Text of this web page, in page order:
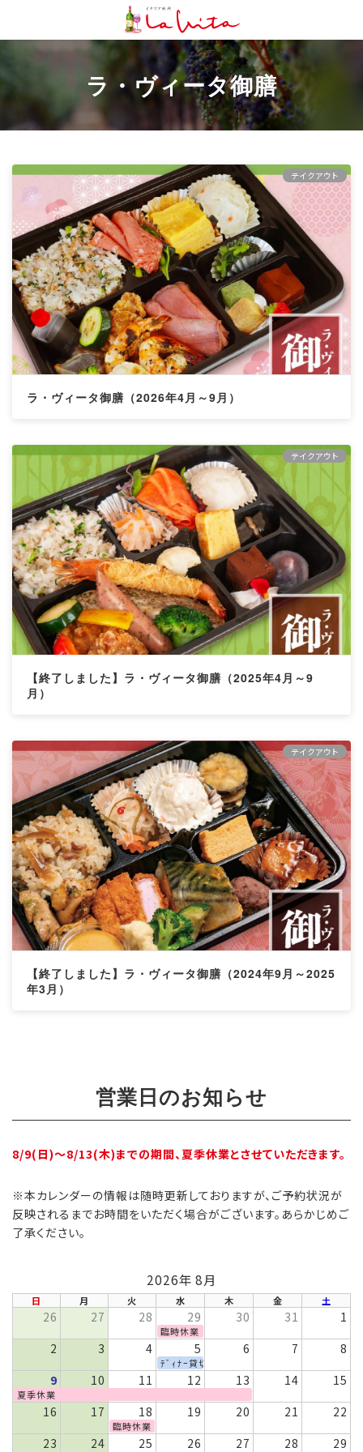
テ
ゲ
ラ・ヴィータ御膳
テイクアウト
ラ・ヴィータ御膳（2026年4月～9月）
テイクアウト
【終了しました】ラ・ヴィータ御膳（2025年4月～9
月）
テイクアウト
【終了しました】ラ・ヴィータ御膳（2024年9月～2025
年3月）
営業日のお知らせ
8/9(日)～8/13(木)までの期間、夏季休業とさせていただきます。
※本カレンダーの情報は随時更新しておりますが、ご予約状況が
反映されるまでお時間をいただく場合がございます。あらかじめご
了承ください。
2026年 8月
日 月 火 水 木 金 土
26 27 28 29 30 31 1
臨時休業
2 3 4 5 6 7 8
ﾃﾞｨﾅｰ貸切
9 10 11 12 13 14 15
夏季休業
16 17 18 19 20 21 22
臨時休業
23 24 25 26 27 28 29